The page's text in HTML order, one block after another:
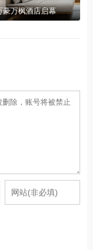
豪万枫酒店启幕